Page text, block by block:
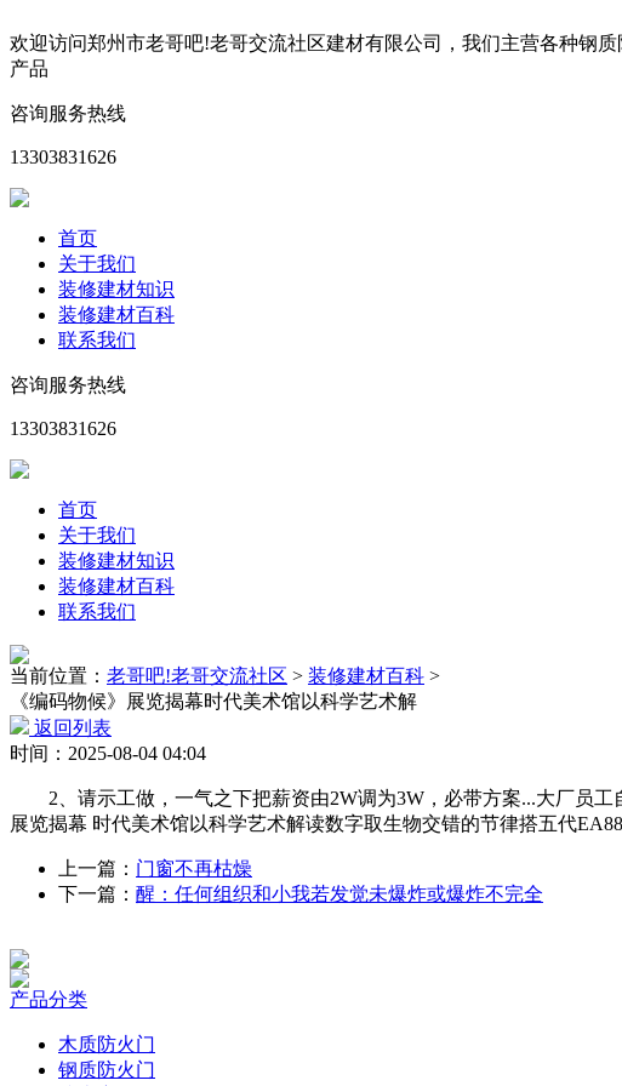
欢迎访问郑州市老哥吧!老哥交流社区建材有限公司，我们主营各种钢
产品
咨询服务热线
13303831626
首页
关于我们
装修建材知识
装修建材百科
联系我们
咨询服务热线
13303831626
首页
关于我们
装修建材知识
装修建材百科
联系我们
当前位置： 老哥吧!老哥交流社区 > 装修建材百科 >
《编码物候》展览揭幕时代美术馆以科学艺术解
返回列表
时间：2025-08-04 04:04
2、请示工做，一气之下把薪资由2W调为3W，必带方案...大厂员工
展览揭幕 时代美术馆以科学艺术解读数字取生物交错的节律搭五代
上一篇： 门窗不再枯燥
下一篇： 醒：任何组织和小我若发觉未爆炸或爆炸不完全
产品分类
木质防火门
钢质防火门